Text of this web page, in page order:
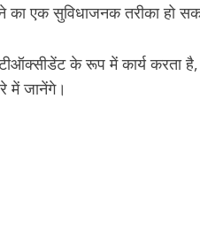
का एक सुविधाजनक तरीका हो
के रूप में कार्य करता
में जानेंगे।